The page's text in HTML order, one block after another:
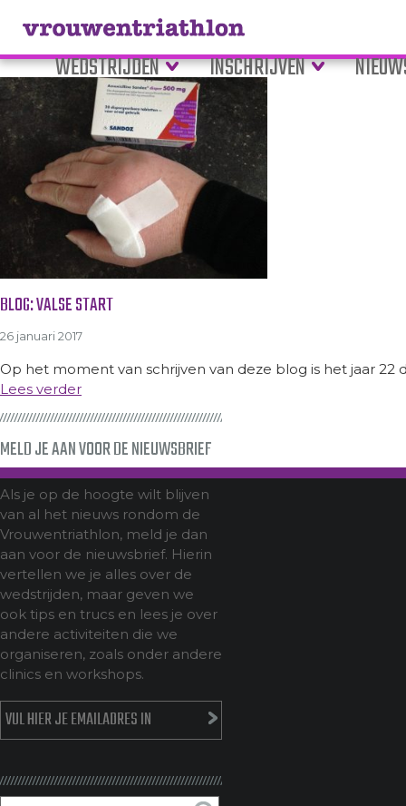
WEDSTRIJDEN INSCHRIJVEN
Tag Archive: werk
BLOG: VALSE START
26 januari 2017
Op het moment van schrijven van deze blog is het jaar 22
Lees verder
MELD JE AAN VOOR DE NIEUWSBRIEF
Als je op de hoogte wilt blijven
van al het nieuws rondom de
Vrouwentriathlon, meld je dan
aan voor de nieuwsbrief. Hierin
vertellen we je alles over de
wedstrijden, maar geven we
ook tips en trucs en lees je over
andere activiteiten die we
organiseren, zoals onder andere
clinics en workshops.